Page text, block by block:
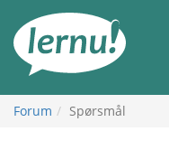
innholdet
Forum Spørsmål